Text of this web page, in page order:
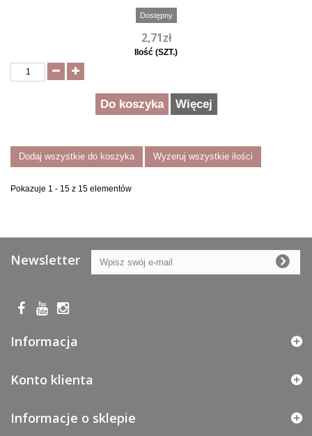
Dostępny
2,71zł
Ilość (SZT.)
Do koszyka Więcej
Dodaj wszystkie do koszyka Wyzeruj wszystkie ilości
Pokazuje 1 - 15 z 15 elementów
Newsletter
Informacja
Konto klienta
Informacje o sklepie